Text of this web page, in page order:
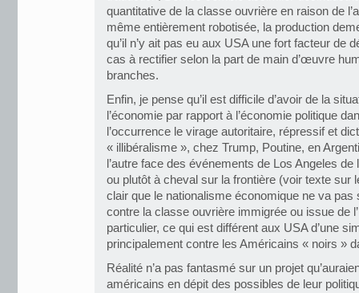
quantitative de la classe ouvrière en raison de
même entièrement robotisée, la production
qu’il n’y ait pas eu aux USA une fort facteur de
cas à rectifier selon la part de main d’œuvre
branches.
Enfin, je pense qu’il est difficile d’avoir de la
l’économie par rapport à l’économie politique
l’occurrence le virage autoritaire, répressif et
« illibéralisme », chez Trump, Poutine, en
l’autre face des événements de Los Angeles de
ou plutôt à cheval sur la frontière (voir texte sur
clair que le nationalisme économique ne va pas
contre la classe ouvrière immigrée ou issue de
particulier, ce qui est différent aux USA d’une
principalement contre les Américains « noirs »
Réalité n’a pas fantasmé sur un projet
américains en dépit des possibles de leur